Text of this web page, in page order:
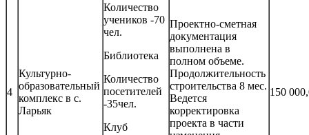
4
Культурно-
образовательный
комплекс в с.
Ларьяк
Количество
учеников -70
чел.
Библиотека
Количество
посетителей
-35чел.
Клуб
Проектно-сметная
документация
выполнена в
полном объеме.
Продолжительность
строительства 8 мес.
Ведется
корректировка
проекта в части
150